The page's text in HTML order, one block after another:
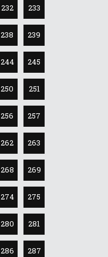
232 233
238 239
244 245
250 251
256 257
262 263
268 269
274 275
280 281
286 287